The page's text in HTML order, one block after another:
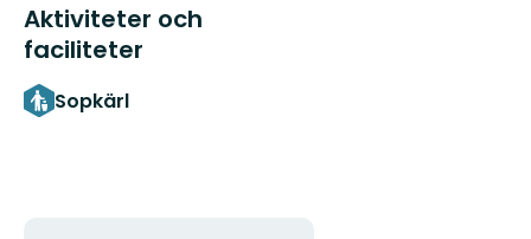
Aktiviteter och
faciliteter
Sopkärl